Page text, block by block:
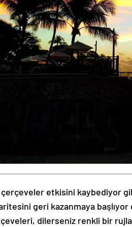
etkisini kaybediyor
geri kazanmaya
dilerseniz renkli bir